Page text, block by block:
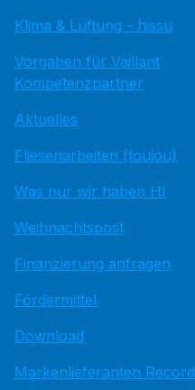
Klima & Lüftung - hissu
Vorgaben für Vaillant
Kompetenzpartner
Aktuelles
Fliesenarbeiten (toujou)
Was nur wir haben HI
Weihnachtspost
Finanzierung anfragen
Fördermittel
Download
Markenlieferanten Record